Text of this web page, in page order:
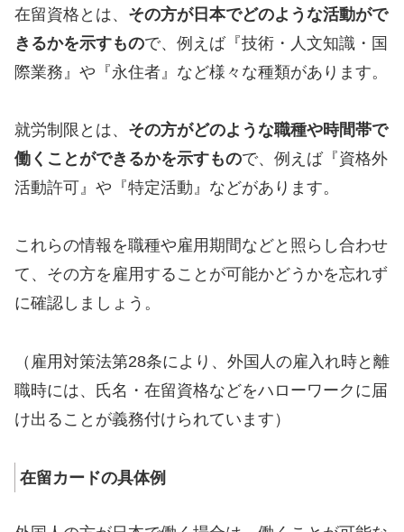
在留資格とは、 その方が日本でどのような活動がで
きるかを示すもので、例えば『技術・人文知識・国
際業務』や『永住者』など様々な種類があります。
就労制限とは、 その方がどのような職種や時間帯で
働くことができるかを示すもので、例えば『資格外
活動許可』や『特定活動』などがあります。
これらの情報を職種や雇用期間などと照らし合わせ
て、その方を雇用することが可能かどうかを忘れず
に確認しましょう。
（雇用対策法第28条により、外国人の雇入れ時と離
職時には、氏名・在留資格などをハローワークに届
け出ることが義務付けられています）
在留カードの具体例